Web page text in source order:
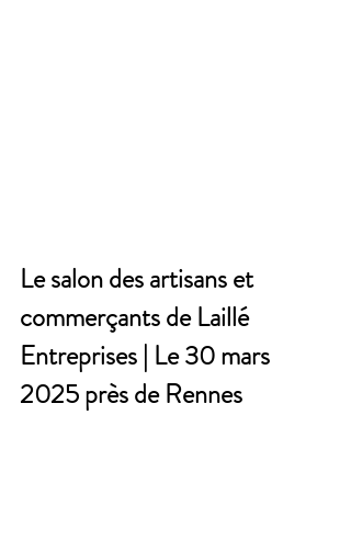
Le salon des artisans et
commerçants de Laillé
Entreprises | Le 30 mars
2025 près de Rennes